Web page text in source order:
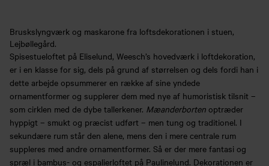
Bruskslyngværk og maskarone fra loftsdekorationen i stuen,
Lejbøllegård.
Spisestueloftet på Eliselund, Weesch’s hovedværk i loftdekoration,
er i en klasse for sig, dels på grund af størrelsen og dels fordi han i
dette arbejde opsummerer en række af sine yndede
ornamentformer og supplerer dem med nye af humoristisk tilsnit –
som cirklen med de dybe tallerkener. Mæanderborten optræder
hyppigt – smukt og præcist udført – men tung og traditionel. I
sekundære rum står den alene, mens den i mere centrale rum
suppleres med andre ornamentformer. Så er der mere fantasi og
spræl i bambus- og espalierloftet på Paulinelund. Dekorationen er